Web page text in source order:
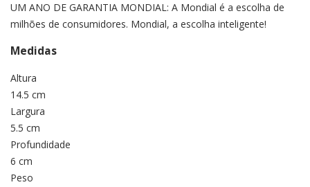
UM ANO DE GARANTIA MONDIAL: A Mondial é a escolha de
milhões de consumidores. Mondial, a escolha inteligente!
Medidas
Altura
14.5 cm
Largura
5.5 cm
Profundidade
6 cm
Peso